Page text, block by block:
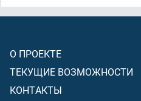
О ПРОЕКТЕ
ТЕКУЩИЕ ВОЗМОЖНОСТИ
КОНТАКТЫ